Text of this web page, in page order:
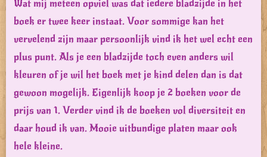
Wat mij meteen opviel was dat iedere bladzijde in het
boek er twee keer instaat. Voor sommige kan het
vervelend zijn maar persoonlijk vind ik het wel echt een
plus punt. Als je een bladzijde toch even anders wil
kleuren of je wil het boek met je kind delen dan is dat
gewoon mogelijk. Eigenlijk koop je 2 boeken voor de
prijs van 1. Verder vind ik de boeken vol diversiteit en
daar houd ik van. Mooie uitbundige platen maar ook
hele kleine.